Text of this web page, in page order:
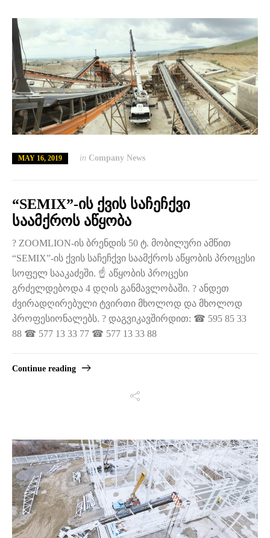
MAY 16, 2019 in Company News
“SEMIX”-ის ქვის საჩეჩქვი
საამქროს აწყობა
? ZOOMLION-ის ბრენდის 50 ტ. მობილური ამწით
“SEMIX”-ის ქვის საჩეჩქვი საამქროს აწყობის პროცესი
სოფელ სააკაძეში. ☝️ აწყობის პროცესი
გრძელდებოდა 4 დღის განმავლობაში. ? ანდეთ
ძვირადღირებული ტვირთი მხოლოდ და მხოლოდ
პროფესიონალებს. ? დაგვიკავშირდით: ☎ 595 85 33
88 ☎ 577 13 33 77 ☎ 577 13 33 88
Continue reading